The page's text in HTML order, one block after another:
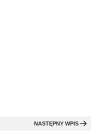
NASTĘPNY WPIS